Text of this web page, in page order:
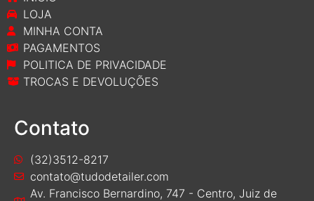
LOJA
MINHA CONTA
PAGAMENTOS
POLITICA DE PRIVACIDADE
TROCAS E DEVOLUÇÕES
Contato
(32)3512-8217
contato@tudodetailer.com
Av. Francisco Bernardino, 747 - Centro, Juiz de